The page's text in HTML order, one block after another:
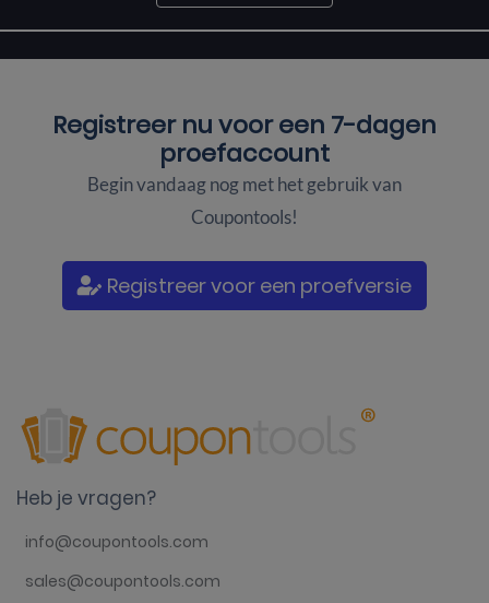
Registreer nu voor een 7-dagen
proefaccount
Begin vandaag nog met het gebruik van
Coupontools!
Registreer voor een proefversie
Heb je vragen?
info@coupontools.com
sales@coupontools.com